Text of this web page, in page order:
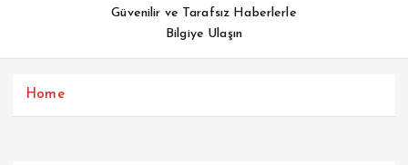
l
Güvenilir ve Tarafsız Haberlerle
Bilgiye Ulaşın
Home